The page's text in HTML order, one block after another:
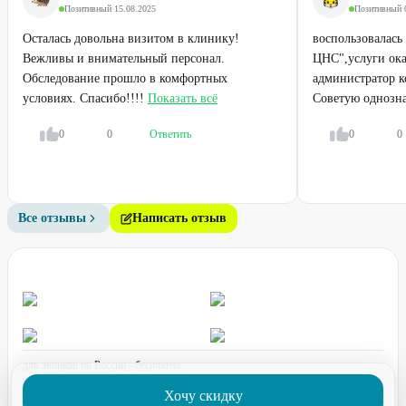
Хочу скидку
Позитивный·15.08.2025
Осталась довольна визитом в клинику!
Вежливы и внимательный персонал.
Обследование прошло в комфортных
условиях. Спасибо!!!! Показать всё
0 0 Ответить
Позитивный·
ЦНС",услуги
администратор
Советую
0 0
Все отзывы Написать отзыв
для звонков по России - бесплатно
график работы:
ПН-ПТ с 08:00 до 17:00 (по МСК)